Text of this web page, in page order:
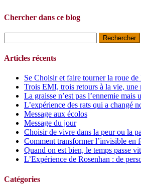
Chercher dans ce blog
Articles récents
Se Choisir et faire tourner la roue
Trois EMI, trois retours à la vie, une
La graisse n’est pas l’ennemie mais
L’expérience des rats qui a changé
Message aux écolos
Message du jour
Choisir de vivre dans la peur ou la
Comment transformer l’invisible en
Quand on est bien, le temps passe
L’Expérience de Rosenhan : de
Catégories